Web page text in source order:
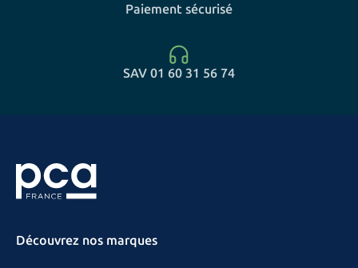
Paiement sécurisé
SAV 01 60 31 56 74
Découvrez nos marques